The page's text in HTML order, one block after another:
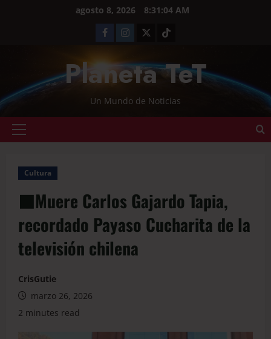
agosto 8, 2026 8:31:05 AM
Planeta TeT
Un Mundo de Noticias
Cultura
⬛️Muere Carlos Gajardo Tapia,
recordado Payaso Cucharita de la
televisión chilena
CrisGutie
marzo 26, 2026
2 minutes read